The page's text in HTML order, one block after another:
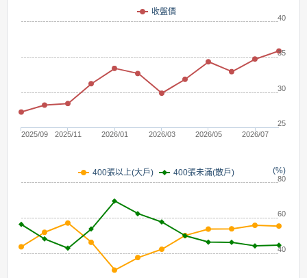
收盤價
2025/09 2025/11 2026/01 2026/03 2026/05 2026/07
25
30
35
40
(%)
400張以上(大戶) 400張未滿(散戶)
40
60
80